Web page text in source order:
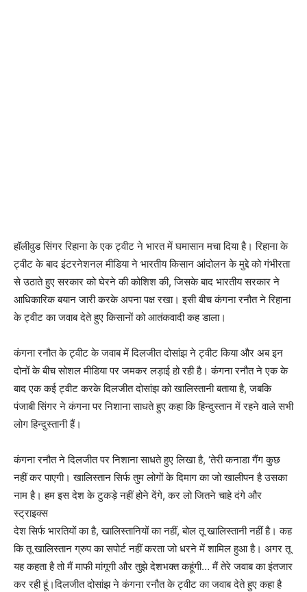
हॉलीवुड सिंगर रिहाना के एक ट्वीट ने भारत में घमासान मचा दिया है। रिहाना के
ट्वीट के बाद इंटरनेशनल मीडिया ने भारतीय किसान आंदोलन के मुद्दे को गंभीरता
से उठाते हुए सरकार को घेरने की कोशिश की, जिसके बाद भारतीय सरकार ने
आधिकारिक बयान जारी करके अपना पक्ष रखा। इसी बीच कंगना रनौत ने रिहाना
के ट्वीट का जवाब देते हुए किसानों को आतंकवादी कह डाला।
कंगना रनौत के ट्वीट के जवाब में दिलजीत दोसांझ ने ट्वीट किया और अब इन
दोनों के बीच सोशल मीडिया पर जमकर लड़ाई हो रही है। कंगना रनौत ने एक के
बाद एक कई ट्वीट करके दिलजीत दोसांझ को खालिस्तानी बताया है, जबकि
पंजाबी सिंगर ने कंगना पर निशाना साधते हुए कहा कि हिन्दुस्तान में रहने वाले सभी
लोग हिन्दुस्तानी हैं।
कंगना रनौत ने दिलजीत पर निशाना साधते हुए लिखा है, ‘तेरी कनाडा गैंग कुछ
नहीं कर पाएगी। खालिस्तान सिर्फ तुम लोगों के दिमाग का जो खालीपन है उसका
नाम है। हम इस देश के टुकड़े नहीं होने देंगे, कर लो जितने चाहे दंगे और
स्ट्राइक्स
देश सिर्फ भारतियों का है, खालिस्तानियों का नहीं, बोल तू खालिस्तानी नहीं है। कह
कि तू खालिस्तान ग्रुप का सपोर्ट नहीं करता जो धरने में शामिल हुआ है। अगर तू
यह कहता है तो मैं माफी मांगूगी और तुझे देशभक्त कहूंगी… मैं तेरे जवाब का इंतजार
कर रही हूं।दिलजीत दोसांझ ने कंगना रनौत के ट्वीट का जवाब देते हुए कहा है